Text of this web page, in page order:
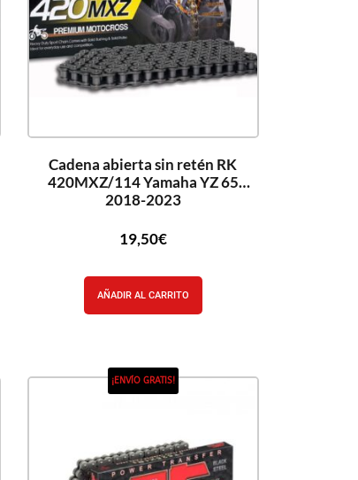
Cadena abierta sin retén RK
420MXZ/114 Yamaha YZ 65
2018-2023
19,50€
AÑADIR AL CARRITO
¡ENVÍO GRATIS!